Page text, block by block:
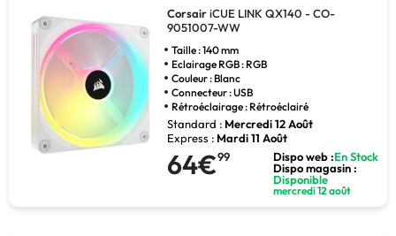
CorsairiCUE LINK QX140 - CO-
9051007-WW
Taille : 140 mm
Eclairage RGB : RGB
Couleur : Blanc
Connecteur : USB
Rétroéclairage : Rétroéclairé
Standard : Mercredi 12 Août
Express : Mardi 11 Août
64€99 Dispo web :En Stock
Dispo magasin :
Disponible
mercredi 12 août